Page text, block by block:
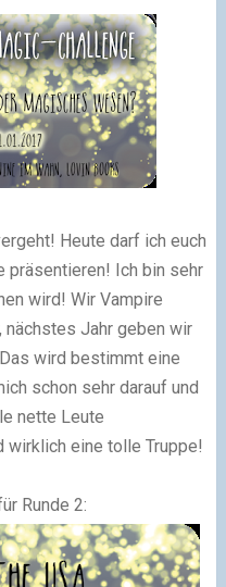
Heute darf ich euch
präsentieren! Ich bin sehr
wird! Wir Vampire
nächstes Jahr geben wir
wird bestimmt eine
schon sehr darauf und
nette Leute
wirklich eine tolle Truppe!
Runde 2: